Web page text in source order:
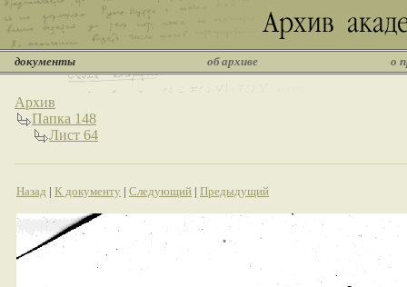
документы об архиве о
Архив
Папка 148
Лист 64
Назад | К документу | Следующий | Предыдущий